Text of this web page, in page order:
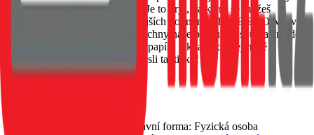
pro co nejlepší výstup ochrany. Je to kryt, na který se můžeš
spolehnout i v těch nejextrémnějších podmínkách. BE ECO My v
Tactical máme rádi přírodu. Všechny naše produkty jsou balené do
ECO krabiček z recyklovaného papíru tak, aby co nejméně
zatěžovaly životní prostředí. Mysli takticky!
Petr Matyáš, IČ: 00705331, Právní forma: Fyzická osoba